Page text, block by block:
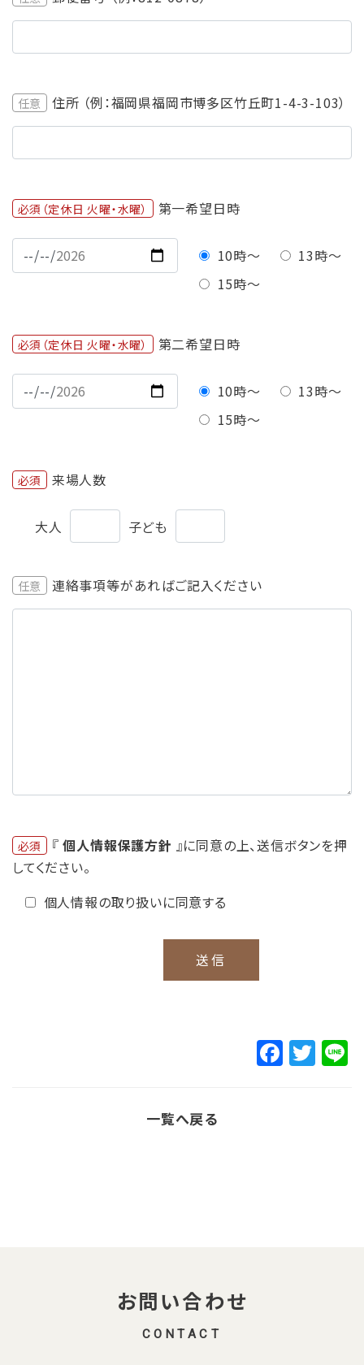
任意 住所 （例：福岡県福岡市博多区竹丘町1-4-3-103）
必須（定休日 火曜・水曜） 第一希望日時
10時〜
13時〜
15時〜
必須（定休日 火曜・水曜） 第二希望日時
10時〜
13時〜
15時〜
必須 来場人数
大人 子ども
任意 連絡事項等があればご記入ください
必須 『個人情報保護方針 』に同意の上、送信ボタンを押
してください。
個人情報の取り扱いに同意する
F T
一覧へ戻る
お問い合わせ
CONTACT